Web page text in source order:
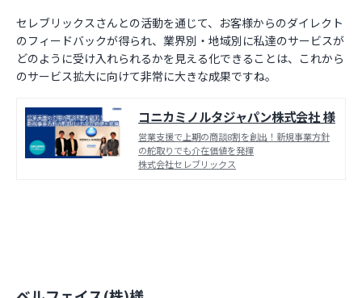
セレブリックスさんとの活動を通じて、お客様からのダイレクト
のフィードバックが得られ、業界別・地域別に私達のサービスが
どのように受け入れられるかを見える化できることは、これから
のサービス拡大に向けて非常に大きな成果ですね。
コニカミノルタジャパン株式会社 様
営業支援で上期の商談8割を創出！新規事業方針
の舵取りでも介在価値を発揮
株式会社セレブリックス